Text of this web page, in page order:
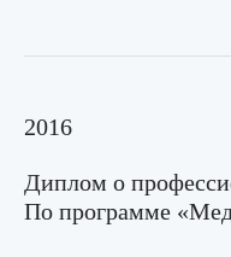
2016
Диплом о
По программе